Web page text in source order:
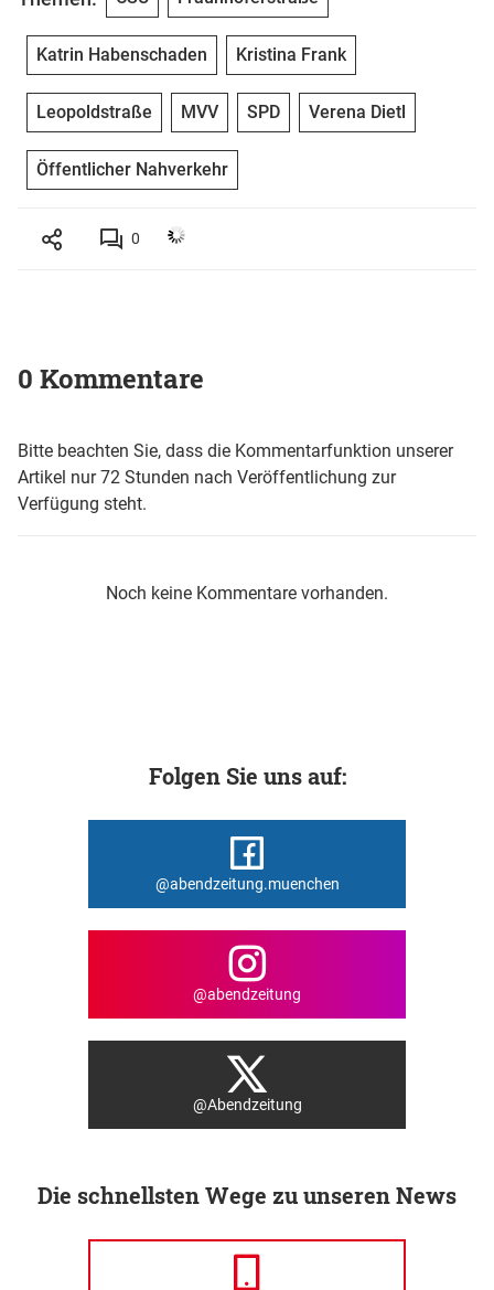
Katrin Habenschaden Kristina Frank
Leopoldstraße MVV SPD Verena Dietl
Öffentlicher Nahverkehr
0
0 Kommentare
Bitte beachten Sie, dass die Kommentarfunktion unserer
Artikel nur 72 Stunden nach Veröffentlichung zur
Verfügung steht.
Noch keine Kommentare vorhanden.
Folgen Sie uns auf:
@abendzeitung.muenchen
@abendzeitung
@Abendzeitung
Die schnellsten Wege zu unseren News